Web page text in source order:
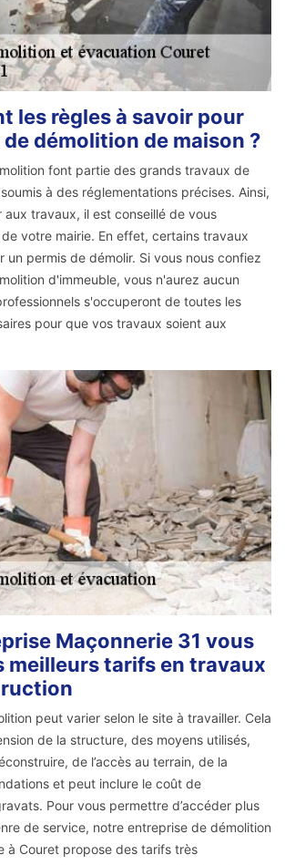
les règles à savoir pour
démolition de maison ?
font partie des grands travaux de
à des réglementations précises. Ainsi,
travaux, il est conseillé de vous
votre mairie. En effet, certains travaux
un permis de démolir. Si vous nous confiez
d'immeuble, vous n'aurez aucun
s'occuperont de toutes les
pour que vos travaux soient aux
Maçonnerie 31 vous
meilleurs tarifs en travaux
peut varier selon le site à travailler. Cela
de la structure, des moyens utilisés,
de l’accès au terrain, de la
et peut inclure le coût de
Pour vous permettre d’accéder plus
de service, notre entreprise de démolition
à Couret propose des tarifs très